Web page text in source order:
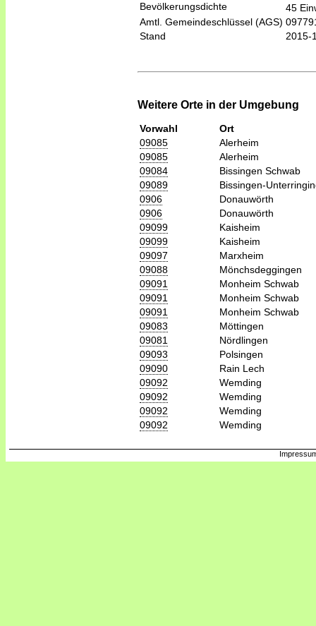
Bevölkerungsdichte
45
Amtl. Gemeindeschlüssel (AGS)
Stand
2015-
Weitere Orte in der Umgebung
Vorwahl
Ort
09085
Alerheim
09085
Alerheim
09084
Bissingen Schwab
09089
Bissingen-
0906
Donauwörth
0906
Donauwörth
09099
Kaisheim
09099
Kaisheim
09097
Marxheim
09088
Mönchsdeggingen
09091
Monheim Schwab
09091
Monheim Schwab
09091
Monheim Schwab
09083
Möttingen
09081
Nördlingen
09093
Polsingen
09090
Rain Lech
09092
Wemding
09092
Wemding
09092
Wemding
09092
Wemding